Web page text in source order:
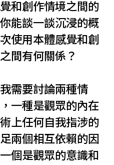
和創作情境之間的
能談一談沉浸的概
使用本體感覺和創
間有何關係？
需要討論兩種情
一種是觀眾的內在
上任何自我指涉的
兩個相互依賴的因
個是觀眾的意識和